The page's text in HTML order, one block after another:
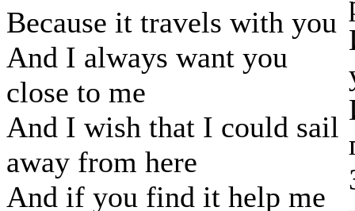
Because it travels with you
And I always want you
close to me
And I wish that I could sail
away from here
And if you find it help me